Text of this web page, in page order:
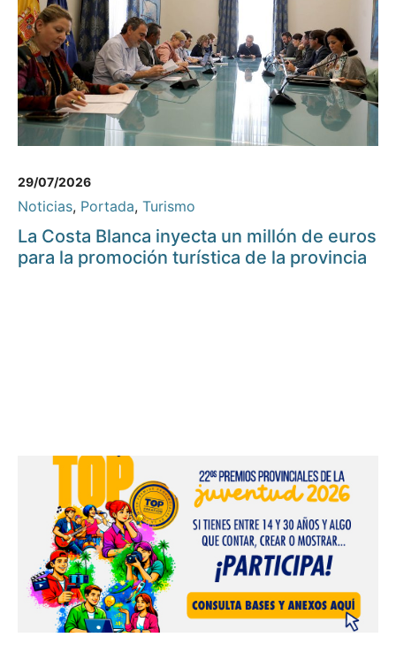
29/07/2026
Noticias, Portada, Turismo
La Costa Blanca inyecta un millón de euros
para la promoción turística de la provincia